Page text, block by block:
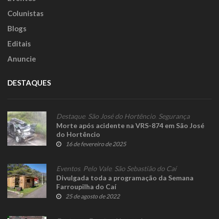
Colunistas
Blogs
Editais
Anuncie
DESTAQUES
Destaque, São José do Hortêncio Segurança
Morte após acidente na VRS-874 em São José
do Hortêncio
16 de fevereiro de 2025
Eventos, Pelo Vale, São Sebastião do Caí
Divulgada toda a programação da Semana
Farroupilha do Caí
25 de agosto de 2022